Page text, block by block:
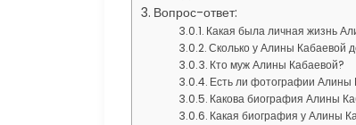
Вопрос-ответ:
Какая была личная жизнь
Сколько у Алины Кабаевой
Кто муж Алины Кабаевой?
Есть ли фотографии Алины
Какова биография Алины
Какая биография у Алины